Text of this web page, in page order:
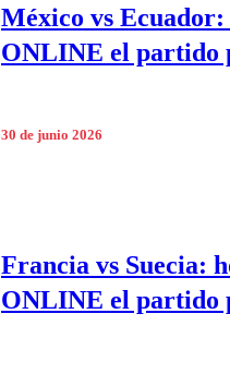
México vs
ONLINE el partido
30 de junio 2026
Francia vs Suecia:
ONLINE el partido